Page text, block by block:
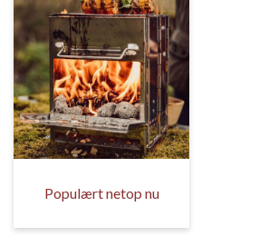
Populært netop nu